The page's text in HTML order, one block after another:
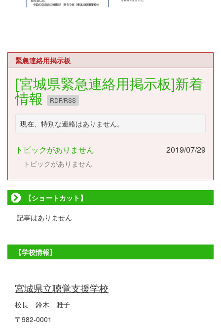
緊急連絡用掲示板
[宮城県緊急連絡用掲示板]新着
情報 RDF/RSS
現在、特別な連絡はありません。
トピックがありません 2019/07/29
トピックがありません
【ショートカット】
記事はありません
【学校情報】
宮城県立聴覚支援学校
校長 鈴木 雅子
〒982-0001